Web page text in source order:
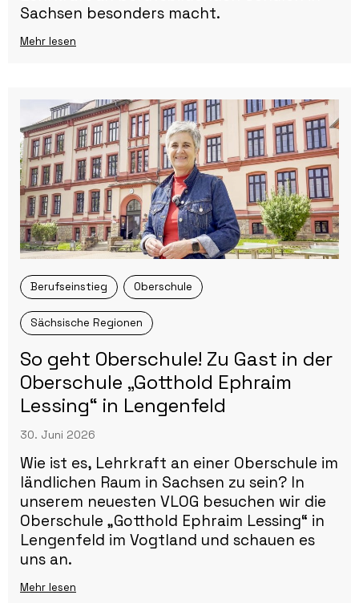
Sachsen besonders macht.
Mehr lesen
Berufseinstieg Oberschule
Sächsische Regionen
So geht Oberschule! Zu Gast in der
Oberschule „Gotthold Ephraim
Lessing“ in Lengenfeld
30. Juni 2026
Wie ist es, Lehrkraft an einer Oberschule im
ländlichen Raum in Sachsen zu sein? In
unserem neuesten VLOG besuchen wir die
Oberschule „Gotthold Ephraim Lessing“ in
Lengenfeld im Vogtland und schauen es
uns an.
Mehr lesen